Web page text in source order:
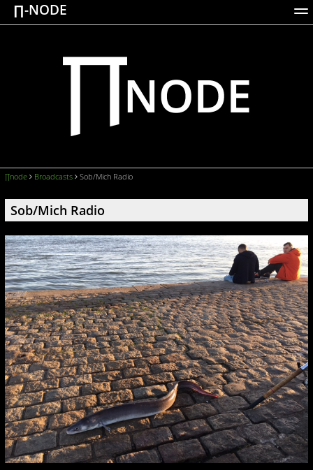
∏-NODE
ACTIONS WORKS DOCUMENTATION
BROADCASTS
∏node Broadcasts Sob/Mich Radio
Sob/Mich Radio